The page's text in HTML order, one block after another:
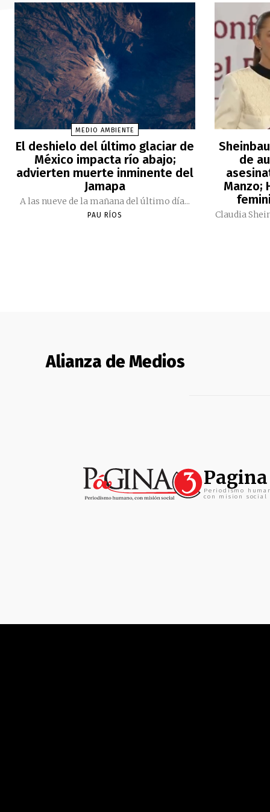
MEDIO AMBIENTE
El deshielo del último glaciar de
México impacta río abajo;
advierten muerte inminente del
Jamapa
A las nueve de la mañana del último día...
PAU RÍOS
de
Manzo;
Claudia
Alianza de Medios
Periodismo
con mision social